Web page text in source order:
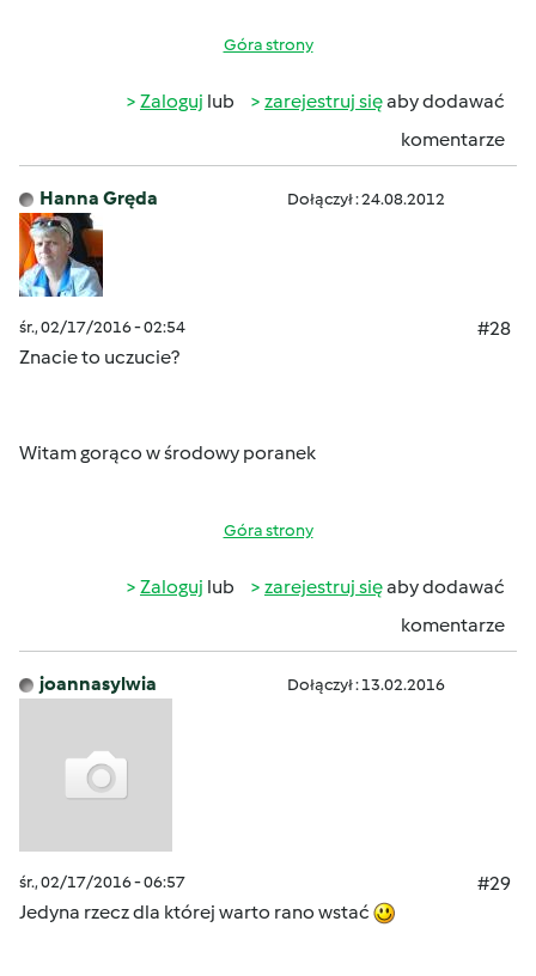
Góra strony
Zaloguj lub zarejestruj sięaby dodawać
komentarze
Hanna Gręda Dołączył : 24.08.2012
śr., 02/17/2016 - 02:54
#28
Znacie to uczucie?
Witam gorąco w środowy poranek
Góra strony
Zaloguj lub zarejestruj sięaby dodawać
komentarze
joannasylwia Dołączył : 13.02.2016
śr., 02/17/2016 - 06:57
#29
Jedyna rzecz dla której warto rano wstać